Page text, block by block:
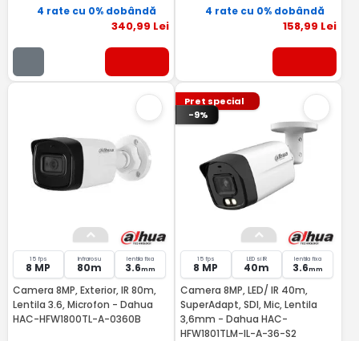
4 rate cu 0% dobândă
340,99 Lei
4 rate cu 0% dobândă
158,99 Lei
15 fps
8 MP
Infrarosu
80m
lentila fixa
3.6mm
Camera 8MP, Exterior, IR 80m,
Lentila 3.6, Microfon - Dahua
HAC-HFW1800TL-A-0360B
Pret special
-9%
15 fps
8 MP
LED si IR
40m
lentila fixa
3.6mm
Camera 8MP, LED/ IR 40m,
SuperAdapt, SDI, Mic, Lentila
3,6mm - Dahua HAC-
HFW1801TLM-IL-A-36-S2